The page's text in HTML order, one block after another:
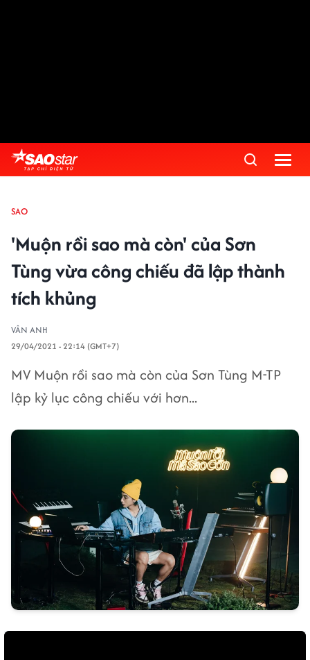
SAO
'Muộn rồi sao mà còn' của Sơn
Tùng vừa công chiếu đã lập thành
tích khủng
VÂN ANH
29/04/2021 - 22:14 (GMT+7)
MV Muộn rồi sao mà còn của Sơn Tùng M-TP
lập kỷ lục công chiếu với hơn...